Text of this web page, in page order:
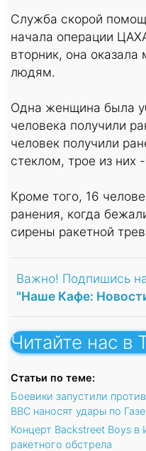
Служба скорой
начала операции
вторник, она
людям.
Одна женщина была
человека получили
человек получили
стеклом, трое из них
Кроме того, 16
ранения, когда
сирены ракетной
Важно! Подпишись
"Наше Кафе:
Читайте нас в
Статьи по теме:
Боевики запустили
ВВС наносят удары по Газе
Концерт Backstreet Boys в
ракетного обстрела